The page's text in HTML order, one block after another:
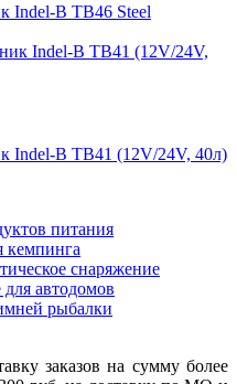
Indel-B TB46 Steel
Indel-B TB41 (12V/24V, 40л)
питания
кемпинга
снаряжение
автодомов
рыбалки
заказов на сумму более